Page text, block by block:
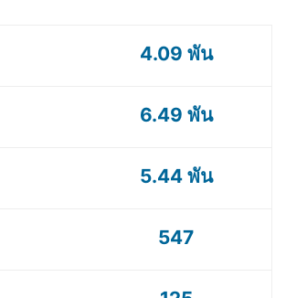
4.09 พัน
6.49 พัน
5.44 พัน
547